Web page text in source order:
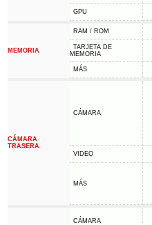
GPU
MEMORIA
RAM / ROM
TARJETA DE
MEMORIA
MÁS
CÁMARA
TRASERA
CÁMARA
VIDEO
MÁS
CÁMARA